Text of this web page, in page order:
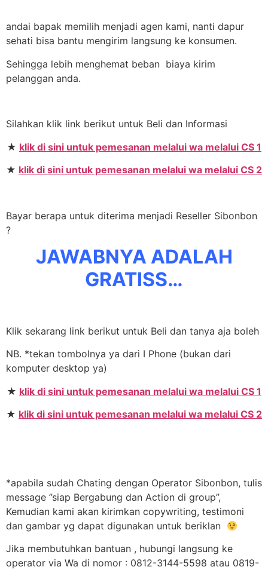
andai bapak memilih menjadi agen kami, nanti dapur
sehati bisa bantu mengirim langsung ke konsumen.
Sehingga lebih menghemat beban biaya kirim
pelanggan anda.
Silahkan klik link berikut untuk Beli dan Informasi
★ klik di sini untuk pemesanan melalui wa melalui CS 1
★ klik di sini untuk pemesanan melalui wa melalui CS 2
Bayar berapa untuk diterima menjadi Reseller Sibonbon
?
JAWABNYA ADALAH
GRATISS…
Klik sekarang link berikut untuk Beli dan tanya aja boleh
NB. *tekan tombolnya ya dari I Phone (bukan dari
komputer desktop ya)
★ klik di sini untuk pemesanan melalui wa melalui CS 1
★ klik di sini untuk pemesanan melalui wa melalui CS 2
*apabila sudah Chating dengan Operator Sibonbon, tulis
message ”siap Bergabung dan Action di group”,
Kemudian kami akan kirimkan copywriting, testimoni
dan gambar yg dapat digunakan untuk beriklan
Jika membutuhkan bantuan , hubungi langsung ke
operator via Wa di nomor : 0812-3144-5598 atau 0819-